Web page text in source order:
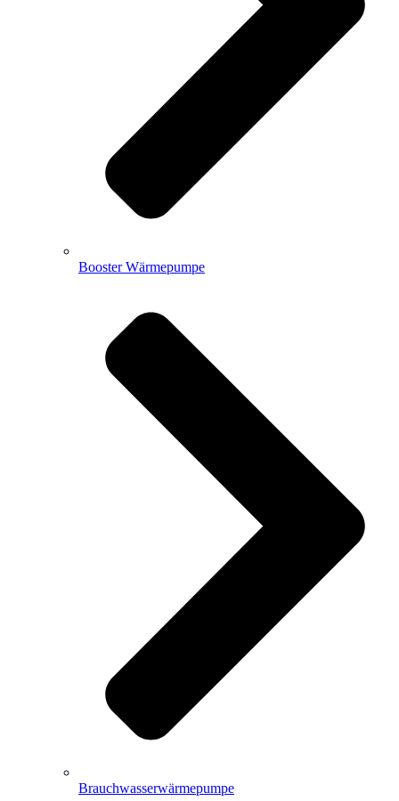
Booster Wärmepumpe
Brauchwasserwärmepumpe